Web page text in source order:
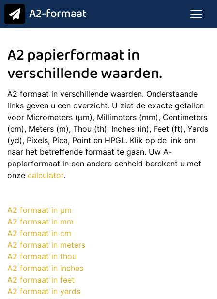
A2-formaat
A2 papierformaat in
verschillende waarden.
A2 formaat in verschillende waarden. Onderstaande
links geven u een overzicht. U ziet de exacte getallen
voor Micrometers (μm), Millimeters (mm), Centimeters
(cm), Meters (m), Thou (th), Inches (in), Feet (ft), Yards
(yd), Pixels, Pica, Point en HPGL. Klik op de link om
naar het betreffende formaat te gaan. Uw A-
papierformaat in een andere eenheid berekent u met
onze calculator.
A2 formaat in μm
A2 formaat in mm
A2 formaat in cm
A2 formaat in meters
A2 formaat in thou
A2 formaat in inches
A2 formaat in feet
A2 formaat in yards